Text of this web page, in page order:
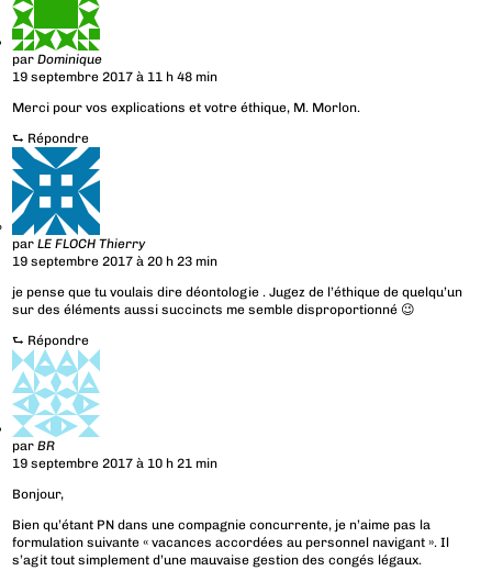
parDominique
19 septembre 2017 à 11 h 48 min
Merci pour vos explications et votre éthique, M. Morlon.
⮑ Répondre
parLE FLOCH Thierry
19 septembre 2017 à 20 h 23 min
je pense que tu voulais dire déontologie . Jugez de l’éthique de quelqu’un
sur des éléments aussi succincts me semble disproportionné 😉
⮑ Répondre
parBR
19 septembre 2017 à 10 h 21 min
Bonjour,
Bien qu’étant PN dans une compagnie concurrente, je n’aime pas la
formulation suivante « vacances accordées au personnel navigant ». Il
s’agit tout simplement d’une mauvaise gestion des congés légaux.